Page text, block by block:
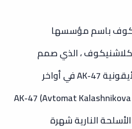
باسم مؤسسها
، الذي صمم
البندقية الهجومية الأيقونية AK-47 في أواخر
الأربعينيات ، وأصبحت AK-47 (Avtomat Kalashnikova
الأسلحة النارية شهرة